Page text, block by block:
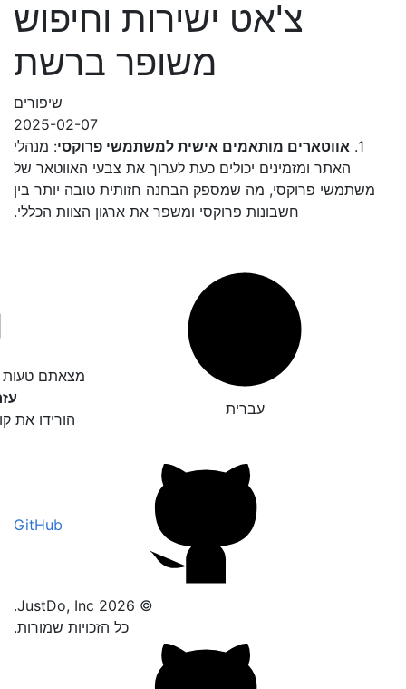
צ'אט ישירות וחיפוש
משופר ברשת
שיפורים
2025-02-07
1. אווטארים מותאמים אישית למשתמשי פרוקסי: מנהלי
האתר ומזמינים יכולים כעת לערוך את צבעי האווטאר של
משתמשי פרוקסי, מה שמספק הבחנה חזותית טובה יותר בין
חשבונות פרוקסי ומשפר את ארגון הצוות הכללי.
עברית
מצאתם טעות
הורידו את
© 2026 JustDo, Inc.
כל הזכויות שמורות.